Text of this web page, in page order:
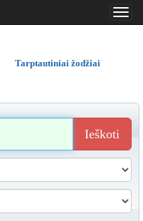
..
..
Tarptautiniai žodžiai
Ieškoti